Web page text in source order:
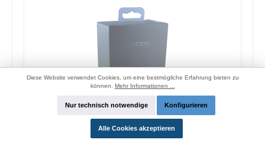
Oppo OP92J Vooc Schnellladegerät 18W
Diese Website verwendet Cookies, um eine bestmögliche Erfahrung bieten zu
können. Mehr Informationen ...
Nur technisch notwendige Konfigurieren
Alle Cookies akzeptieren